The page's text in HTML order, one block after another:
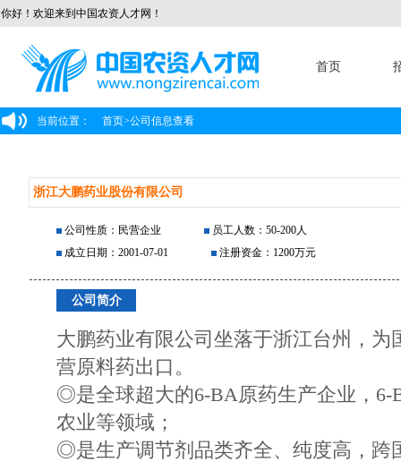
你好！欢迎来到中国农资人才网！
首页
当前位置： 首页>公司信息查看
浙江大鹏药业股份有限公司
公司性质：民营企业
员工人数：50-200人
成立日期：2001-07-01
注册资金：1200万元
公司简介
大鹏药业有限公司坐落于浙江台州，
营原料药出口。
◎是全球超大的6-BA原药生产企业，6-
农业等领域；
◎是生产调节剂品类齐全、纯度高，跨